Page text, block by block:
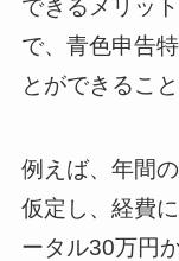
できるメリッ
で、青色申告
とができること
例えば、年間
仮定し、経費
ータル30万円